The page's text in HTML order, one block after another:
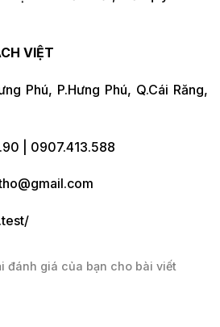
VIỆT
Phú, P.Hưng Phú, Q.Cái Răng,
| 0907.413.588
đánh giá của bạn cho bài viết